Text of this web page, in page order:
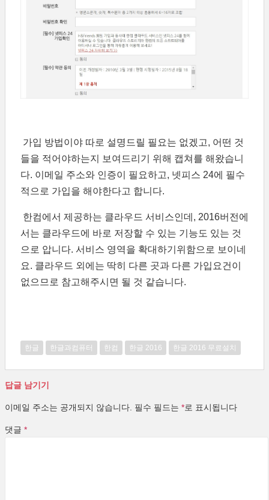
가입 방법이야 따로 설명드릴 필요는 없겠고, 어떤 것
들을 적어야하는지 보여드리기 위해 캡쳐를 해왔습니
다. 이메일 주소와 인증이 필요하고, 넷피스 24에 필수
적으로 가입을 해야한다고 합니다.
한컴에서 제공하는 클라우드 서비스인데, 2016버전에
서는 클라우드에 바로 저장할 수 있는 기능도 있는 것
으로 압니다. 서비스 영역을 확대하기위함으로 보이네
요. 클라우드 외에는 딱히 다른 곳과 다른 가입요건이
없으므로 참고해주시면 될 것 같습니다.
한글 한글과컴퓨터 한컴 한글 2016 한글 2016 무료설치
답글 남기기
이메일 주소는 공개되지 않습니다. 필수 필드는 *로 표시됩니다
댓글 *